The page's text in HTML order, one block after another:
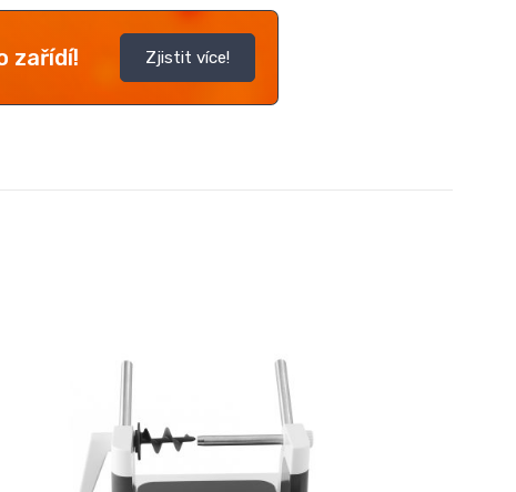
zařídí! Zjistit více!